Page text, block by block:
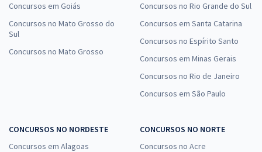
Concursos em Goiás
Concursos no Mato Grosso do
Sul
Concursos no Mato Grosso
Concursos no Rio Grande do Sul
Concursos em Santa Catarina
Concursos no Espírito Santo
Concursos em Minas Gerais
Concursos no Rio de Janeiro
Concursos em São Paulo
CONCURSOS NO NORDESTE
Concursos em Alagoas
CONCURSOS NO NORTE
Concursos no Acre